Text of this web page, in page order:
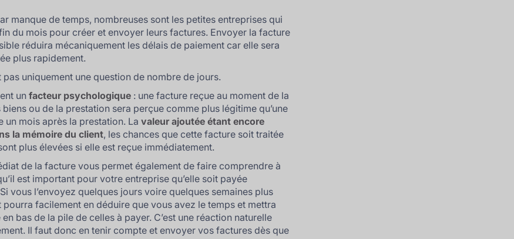
manque de temps, nombreuses sont les petites entreprises qui
du mois pour créer et envoyer leurs factures. Envoyer la facture
réduira mécaniquement les délais de paiement car elle sera
plus rapidement.
pas uniquement une question de nombre de jours.
unfacteur psychologique : une facture reçue au moment de la
ou de la prestation sera perçue comme plus légitime qu’une
un mois après la prestation. Lavaleur ajoutée étant encore
la mémoire du client, les chances que cette facture soit traitée
plus élevées si elle est reçue immédiatement.
de la facture vous permet également de faire comprendre à
est important pour votre entreprise qu’elle soit payée
vous l’envoyez quelques jours voire quelques semaines plus
pourra facilement en déduire que vous avez le temps et mettra
bas de la pile de celles à payer. C’est une réaction naturelle
Il faut donc en tenir compte et envoyer vos factures dès que